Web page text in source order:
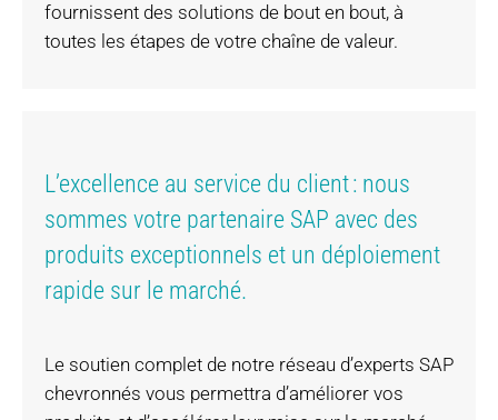
fournissent des solutions de bout en bout, à
toutes les étapes de votre chaîne de valeur.
L’excellence au service du client : nous
sommes votre partenaire SAP avec des
produits exceptionnels et un déploiement
rapide sur le marché.
Le soutien complet de notre réseau d’experts SAP
chevronnés vous permettra d’améliorer vos